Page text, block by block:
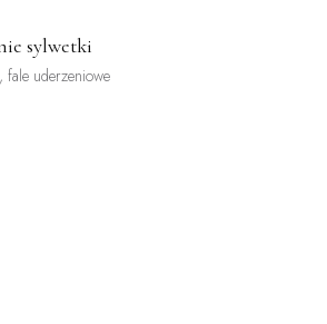
sylwetki
fale uderzeniowe